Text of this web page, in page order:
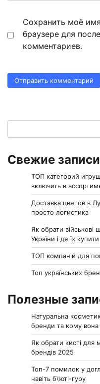
Сохранить моё
браузере для
комментариев.
Свежие записи
ТОП категорий
включить в
Доставка цветов в
просто логистика
Як обрати
України і де їх купити
ТОП компаній для
Топ українських
Полезные
Натуральна
бренди та кому вона
Як обрати кисті для
брендів 2025
Топ-7 помилок у
навіть б\’юті-гуру